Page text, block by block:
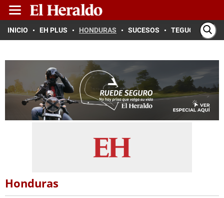
INICIO EH PLUS HONDURAS SUCESOS TEGUCIGALPA
Honduras